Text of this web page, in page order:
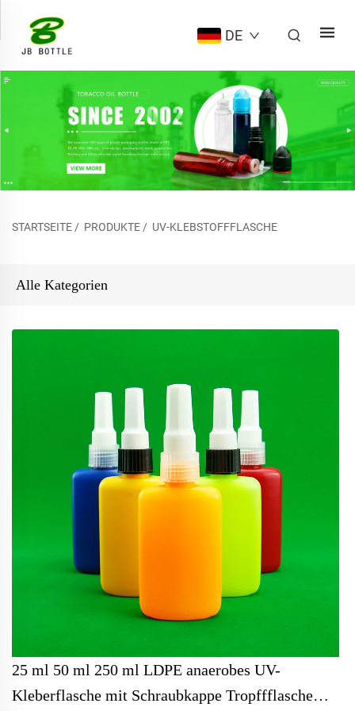
DE
STARTSEITE/ PRODUKTE/ UV-KLEBSTOFFFLASCHE
Alle Kategorien
25 ml 50 ml 250 ml LDPE anaerobes UV-
Kleberflasche mit Schraubkappe Tropffflasche